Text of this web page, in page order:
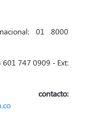
01 8000
747 0909 - Ext: